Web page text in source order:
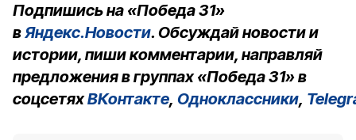
Подпишись на «Победа 31»
вЯндекс.Новости. Обсуждай новости и
истории, пиши комментарии, направляй
предложения в группах «Победа 31» в
соцсетяхВКонтакте, Одноклассники,